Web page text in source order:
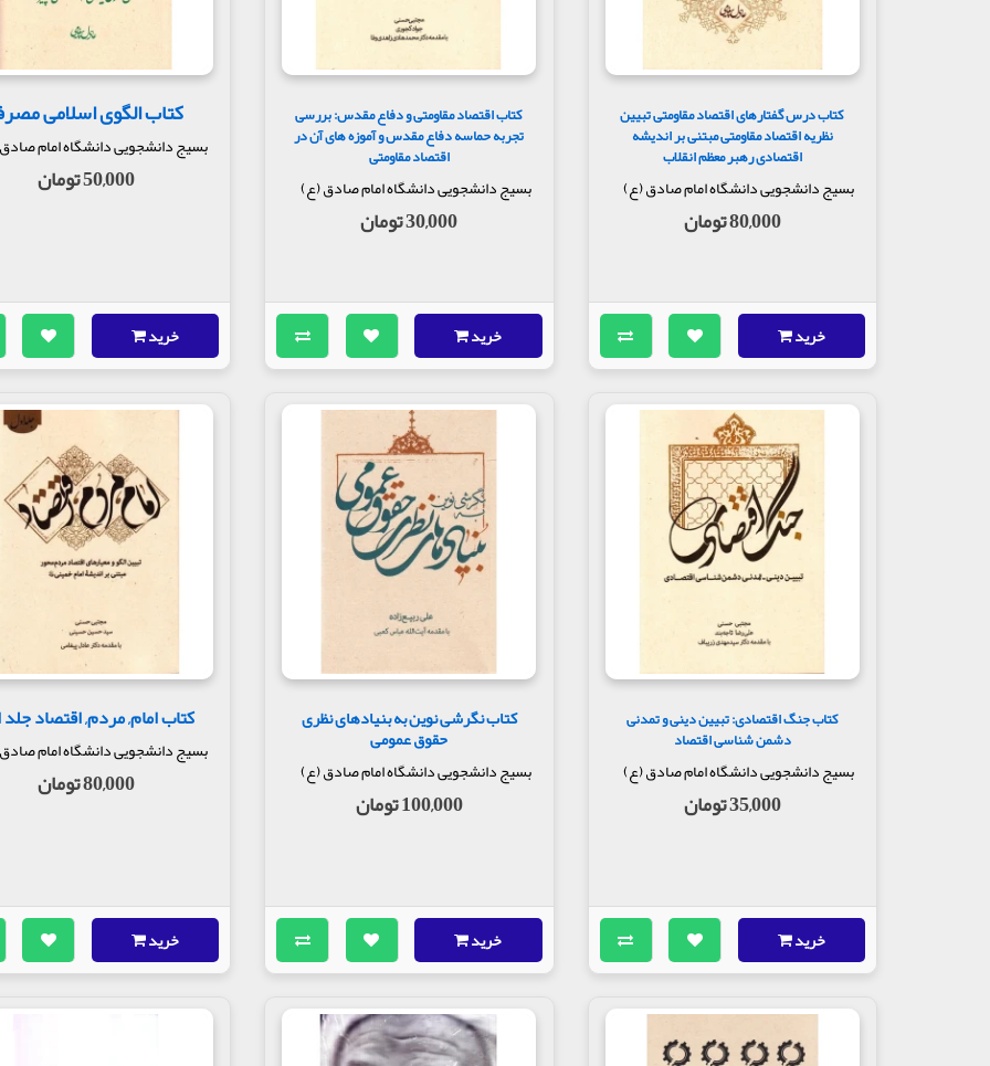
کتاب درس گفتارهای اقتصاد مقاومتی تبیین
نظریه اقتصاد مقاومتی مبتنی بر اندیشه
اقتصادی رهبر معظم انقلاب
بسیج دانشجویی دانشگاه امام صادق (ع)
80,000 تومان
خرید
کتاب اقتصاد مقاومتی و دفاع مقدس: بررسی
تجربه حماسه دفاع مقدس و آموزه های آن در
اقتصاد مقاومتی
بسیج دانشجویی دانشگاه امام صادق (ع)
30,000 تومان
خرید
کتاب الگوی اسلامی
بسیج دانشجویی دانشگاه امام
50,000 تومان
خرید
کتاب جنگ اقتصادی: تبیین دینی و تمدنی
دشمن شناسی اقتصاد
بسیج دانشجویی دانشگاه امام صادق (ع)
35,000 تومان
خرید
کتاب نگرشی نوین به بنیادهای نظری
حقوق عمومی
بسیج دانشجویی دانشگاه امام صادق (ع)
100,000 تومان
خرید
کتاب امام, مردم, اقتصاد
بسیج دانشجویی دانشگاه امام
80,000 تومان
خرید